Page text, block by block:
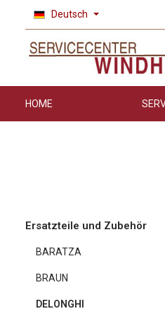
Hauptinhalt springen
Zur Suche springen
Zur Hauptnavigation springen
Deutsch
HOME
Ersatzteile und Zubehör
BARATZA
BRAUN
DELONGHI